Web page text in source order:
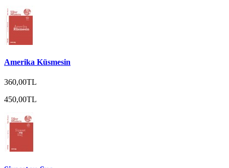
Amerika Küsmesin
360,00TL
450,00TL